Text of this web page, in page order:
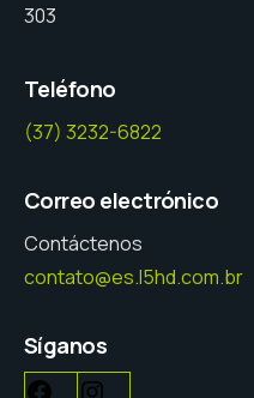
303
Teléfono
(37) 3232-6822
Correo electrónico
Contáctenos
contato@es.l5hd.com.br
Síganos